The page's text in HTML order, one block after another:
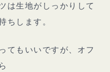
は生地がしっかりして
ちします。
てもいいですが、オフ